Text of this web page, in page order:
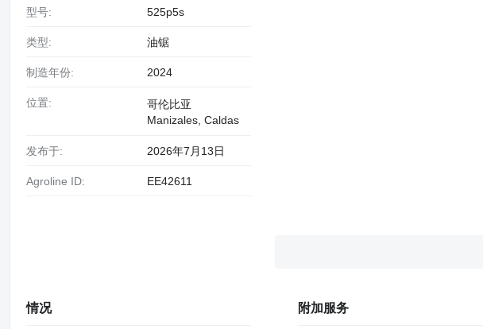
型号: 525p5s
类型: 油锯
制造年份: 2024
位置:
哥伦比亚
Manizales, Caldas
发布于: 2026年7月13日
Agroline ID: EE42611
情况 附加服务